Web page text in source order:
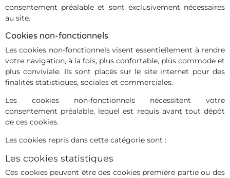
consentement préalable et sont exclusivement nécessaires
au site.
Cookies non-fonctionnels
Les cookies non-fonctionnels visent essentiellement à rendre
votre navigation, à la fois, plus confortable, plus commode et
plus conviviale. Ils sont placés sur le site internet pour des
finalités statistiques, sociales et commerciales.
Les cookies non-fonctionnels nécessitent votre
consentement préalable, lequel est requis avant tout dépôt
de ces cookies.
Les cookies repris dans cette catégorie sont :
Les cookies statistiques
Ces cookies peuvent être des cookies première partie ou des